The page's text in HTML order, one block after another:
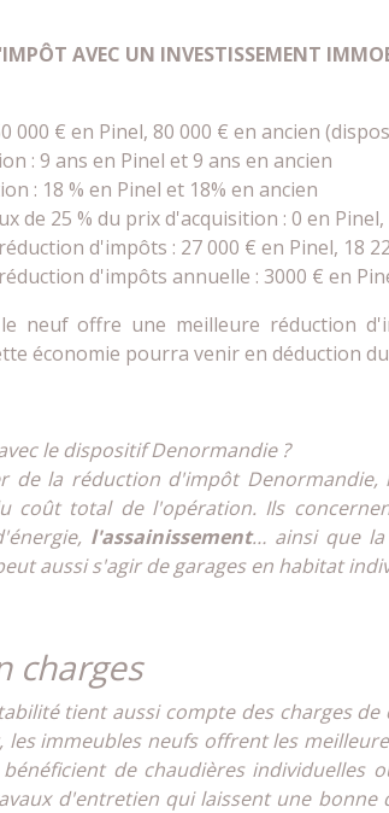
AVEC UN INVESTISSEMENT
000 € en Pinel, 80 000 € en
: 9 ans en Pinel et 9 ans en ancien
: 18 % en Pinel et 18% en ancien
de 25 % du prix d'acquisition : 0 en
d'impôts : 27 000 € en Pinel, 18
d'impôts annuelle : 3000 € en
neuf offre une meilleure réduction
économie pourra venir en déduction
le dispositif Denormandie ?
de la réduction d'impôt
coût total de l'opération. Ils
l'assainissement… ainsi que
aussi s'agir de garages en habitat
charges
tient aussi compte des charges
les immeubles neufs offrent les
de chaudières individuelles
d'entretien qui laissent une